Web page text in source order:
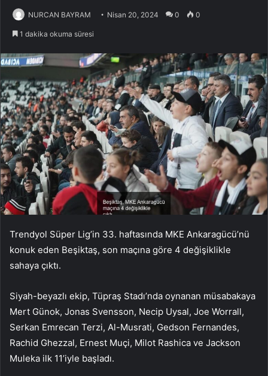
NURCAN BAYRAM Nisan 20, 2024 0 0
1 dakika okuma süresi
Trendyol Süper Lig’in 33. haftasında MKE Ankaragücü’nü
konuk eden Beşiktaş, son maçına göre 4 değişiklikle
sahaya çıktı.
Siyah-beyazlı ekip, Tüpraş Stadı’nda oynanan müsabakaya
Mert Günok, Jonas Svensson, Necip Uysal, Joe Worrall,
Serkan Emrecan Terzi, Al-Musrati, Gedson Fernandes,
Rachid Ghezzal, Ernest Muçi, Milot Rashica ve Jackson
Muleka ilk 11’iyle başladı.